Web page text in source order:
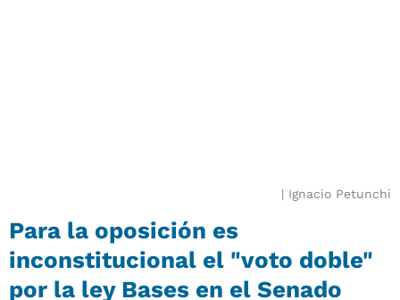
Ignacio Petunchi
Para la oposición es
inconstitucional el "voto doble"
por la ley Bases en el Senado